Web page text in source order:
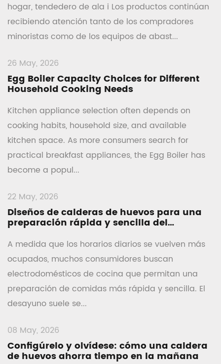
hogar, tendedero de ala i Los productos continúan
recibiendo atención tanto de los compradores
minoristas como de los equipos de abast...
26 May, 2026
Egg Boiler Capacity Choices for Different
Household Cooking Needs
Kitchen appliance selection often depends on
cooking habits, household size, and available
kitchen space. As more consumers search for
practical breakfast appliances, the Egg Boiler has
become a popul...
22 May, 2026
Diseños de calderas de huevos para una
preparación rápida y sencilla del
A medida que los horarios diarios se vuelven más
ocupados, muchos consumidores buscan
electrodomésticos de cocina que permitan una
preparación de comidas más rápida y sencilla. El
desayuno suele se...
08 May, 2026
Configúrelo y olvídese: cómo una caldera
de huevos ahorra tiempo en la mañana